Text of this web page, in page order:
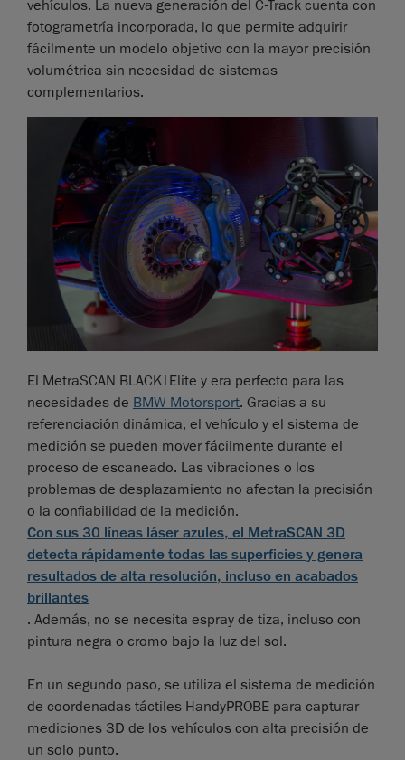
vehículos. La nueva generación del C-Track cuenta con
fotogrametría incorporada, lo que permite adquirir
fácilmente un modelo objetivo con la mayor precisión
volumétrica sin necesidad de sistemas
complementarios.
El MetraSCAN BLACK|Elite y era perfecto para las
necesidades de BMW Motorsport. Gracias a su
referenciación dinámica, el vehículo y el sistema de
medición se pueden mover fácilmente durante el
proceso de escaneado. Las vibraciones o los
problemas de desplazamiento no afectan la precisión
o la confiabilidad de la medición.
Con sus 30 líneas láser azules, el MetraSCAN 3D
detecta rápidamente todas las superficies y genera
resultados de alta resolución, incluso en acabados
brillantes
. Además, no se necesita espray de tiza, incluso con
pintura negra o cromo bajo la luz del sol.
En un segundo paso, se utiliza el sistema de medición
de coordenadas táctiles HandyPROBE para capturar
mediciones 3D de los vehículos con alta precisión de
un solo punto.